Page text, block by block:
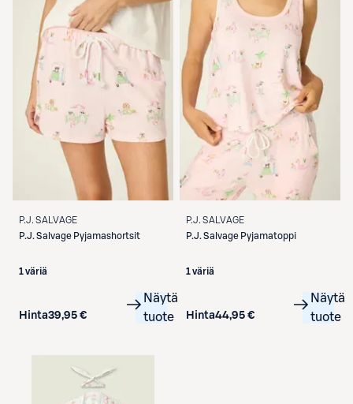
P.J. SALVAGE
P.J. Salvage Pyjamashortsit
1 väriä
Hinta39,95 €
Näytä
tuote
P.J. SALVAGE
P.J. Salvage Pyjamatoppi
1 väriä
Hinta44,95 €
Näytä
tuote